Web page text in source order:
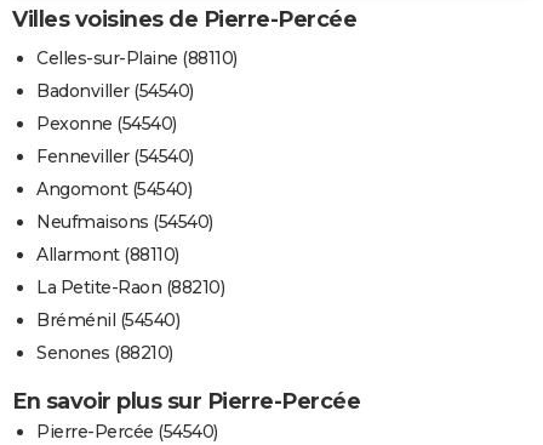
Villes voisines de Pierre-Percée
Celles-sur-Plaine (88110)
Badonviller (54540)
Pexonne (54540)
Fenneviller (54540)
Angomont (54540)
Neufmaisons (54540)
Allarmont (88110)
La Petite-Raon (88210)
Bréménil (54540)
Senones (88210)
En savoir plus sur Pierre-Percée
Pierre-Percée (54540)